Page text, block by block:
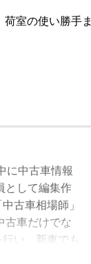
室の使い勝手ま
に中古車情報
として編集作
古車相場師」
古車だけでな
い、新車でも
や流行りの装